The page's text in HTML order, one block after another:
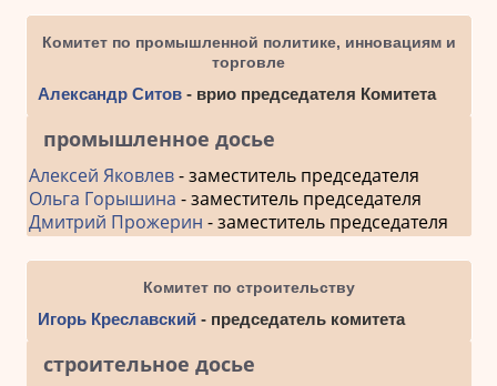
Комитет по промышленной политике, инновациям и
торговле
Александр Ситов- врио председателя Комитета
промышленное досье
Алексей Яковлев- заместитель председателя
Ольга Горышина - заместитель председателя
Дмитрий Прожерин - заместитель председателя
Комитет по строительству
Игорь Креславский - председатель комитета
строительное досье